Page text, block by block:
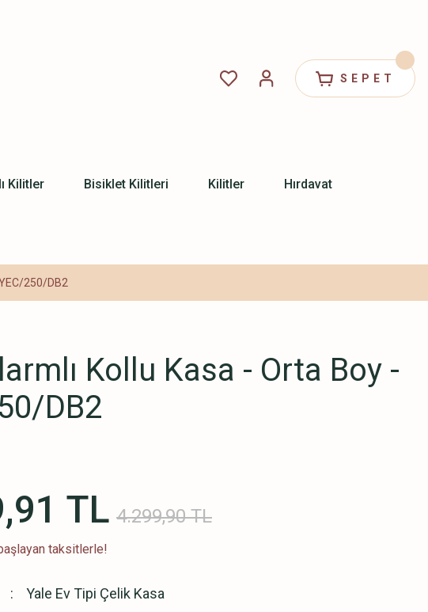
SEPET
Kilitler Bisiklet Kilitleri Kilitler Hırdavat
250/DB2
Kollu Kasa - Orta Boy -
DB2
TL 4.299,90 TL
taksitlerle!
Yale Ev Tipi Çelik Kasa